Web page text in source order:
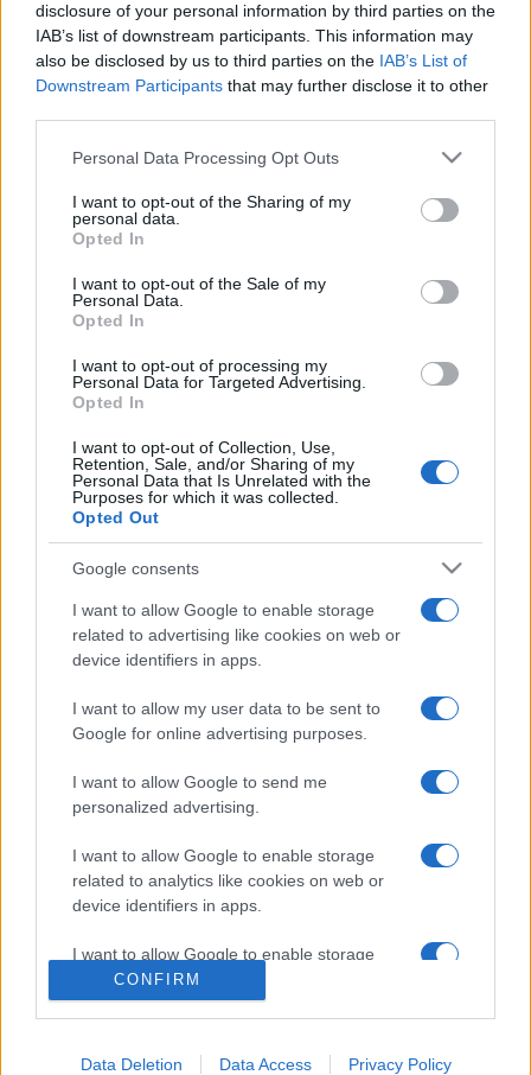
disclosure of your personal information by third parties on the
IAB’s list of downstream participants. This information may
also be disclosed by us to third parties on the IAB’s List of
Downstream Participants that may further disclose it to other
Please note that this website/app uses one or more Google
not limited to your visit or usage behaviour. You may click to
grant or deny consent to Google and its third-party tags to
use your data for below specified purposes in below Google
consent section.
Personal Data Processing Opt Outs
I want to opt-out of the Sharing of my
personal data.
Opted In
I want to opt-out of the Sale of my
Personal Data.
Opted In
I want to opt-out of processing my
Personal Data for Targeted Advertising.
Opted In
I want to opt-out of Collection, Use,
Retention, Sale, and/or Sharing of my
Personal Data that Is Unrelated with the
Purposes for which it was collected.
Opted Out
Google consents
I want to allow Google to enable storage
related to advertising like cookies on web or
device identifiers in apps.
I want to allow my user data to be sent to
Google for online advertising purposes.
I want to allow Google to send me
personalized advertising.
I want to allow Google to enable storage
related to analytics like cookies on web or
device identifiers in apps.
I want to allow Google to enable storage
related to functionality of the website or app.
related to personalization.
CONFIRM
Data Deletion Data Access Privacy Policy
nehezebb a helyzetük, részben azért, mert kevesebb a
lehetőségük, mint az ő generációjának volt ifjú korában. ?De
helytállnak és imádom őket? ? mondta.
A kultúra és a színházi szakma jelenlegi helyzetére utaló
színházi élet mindig megmarad, és egyre jobban virágzik.
Bárdy György elmondta, hogy kisgyerekkora óta teniszezik.
?Gondolom, hogy ez a sport tartott ilyen aggastyánként is
olyan szinten, mint egykoron? - fogalmazott a színész.
Felidézte: ?valaha Asbóth József barátom mondta azt, hogy
teniszezni lábbal kell, nem kézzel, és a lábak már nem a
régiek?. ?A fél életemet tenisszel töltöttem, a tenisz a
mindenem, a színház után azonnal? ? mondta.
Arra a kérdésre, hogy mi adta a legtöbb örömet életében,
első helyen a lánya születését említette. Mint mondta, "nagy
a szerelem" köztük. ?Majdnem mindenben egyetértünk,
hozzáfűzve, hogy a lánya csodálatos partner mindenben.
A művész lánya, Anna, tervezőgrafikusnak készül, a Moholy-
Nagy Művészeti Egyetem hallgatója.
A házi színpadon szombaton átadták a Bárdy György-díjat
is, amelyet minden évben a legeredményesebb 14 éven aluli
magyar teniszező vehet át. Az idén Békefi Bianka, az
Ábris 2010 TSE versenyzője kapta az elismerést. Átadták
továbbá a Bárdy György Tenisz Alapítvány támogatói